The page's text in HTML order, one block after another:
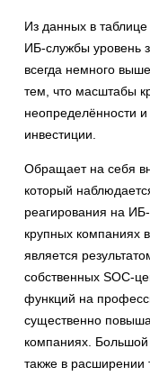
Из данных в
ИБ-службы уровень
всегда немного
тем, что масштабы
неопределённости
инвестиции.
Обращает на себя
который
реагирования на
крупных компаниях
является
собственных SOC-
функций на
существенно
компаниях.
также в расширении